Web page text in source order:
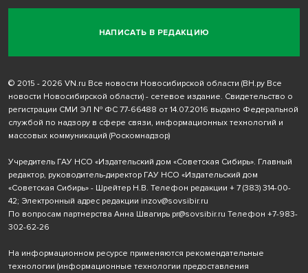
НАПИСАТЬ В РЕДАКЦИЮ
© 2015 - 2026 VN.ru Все новости Новосибирской области (ВН.ру Все
новости Новосибирской области) - сетевое издание. Свидетельство о
регистрации СМИ ЭЛ № ФС 77-66488 от 14.07.2016 выдано Федеральной
службой по надзору в сфере связи, информационных технологий и
массовых коммуникаций (Роскомнадзор)
Учредитель ГАУ НСО «Издательский дом «Советская Сибирь». Главный
редактор, руководитель-директор ГАУ НСО «Издательский дом
«Советская Сибирь» - Шрейтер Н.В. Телефон редакции + 7 (383) 314-00-
42; Электронный адрес редакции inzov@sovsibir.ru
По вопросам партнерства Анна Швагирь pr@sovsibir.ru Телефон +7-983-
302-62-26
На информационном ресурсе применяются рекомендательные
технологии (информационные технологии предоставления